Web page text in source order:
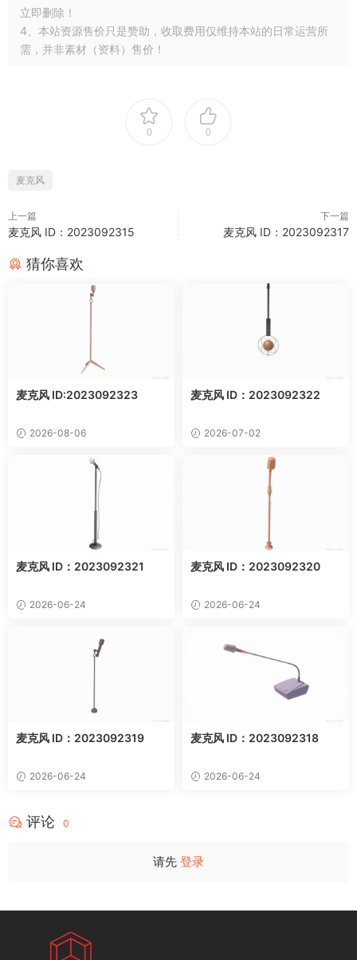
立即删除！
4、本站资源售价只是赞助，收取费用仅维持本站的日常运营所
需，并非素材（资料）售价！
0 0
麦克风
上一篇
麦克风 ID：2023092315
下一篇
麦克风 ID：2023092317
猜你喜欢
麦克风 ID:2023092323
2026-08-06
麦克风 ID：2023092322
2026-07-02
麦克风 ID：2023092321
2026-06-24
麦克风 ID：2023092320
2026-06-24
麦克风 ID：2023092319
2026-06-24
麦克风 ID：2023092318
2026-06-24
评论 0
请先 登录